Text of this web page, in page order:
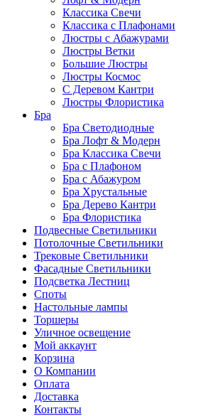
Классика Свечи
Классика с Плафонами
Люстры с Абажурами
Люстры Ветки
Большие Люстры
Люстры Космос
С Деревом Кантри
Люстры Флористика
Бра
Бра Светодиодные
Бра Лофт & Модерн
Бра Классика Свечи
Бра с Плафоном
Бра с Абажуром
Бра Хрустальные
Бра Дерево Кантри
Бра Флористика
Подвесные Светильники
Потолочные Светильники
Трековые Светильники
Фасадные Светильники
Подсветка Лестниц
Споты
Настольные лампы
Торшеры
Уличное освещение
Мой аккаунт
Корзина
О Компании
Оплата
Доставка
Контакты